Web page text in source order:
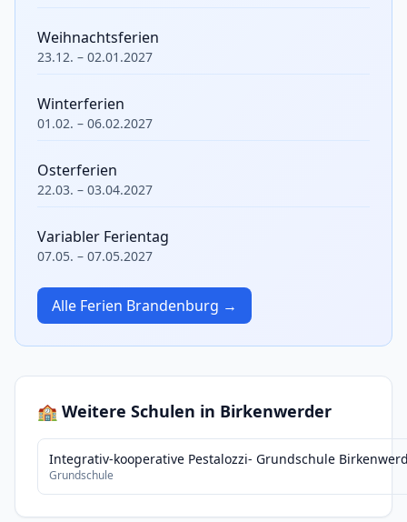
Weihnachtsferien
23.12. – 02.01.2027
Winterferien
01.02. – 06.02.2027
Osterferien
22.03. – 03.04.2027
Variabler Ferientag
07.05. – 07.05.2027
Alle Ferien Brandenburg →
🏫 Weitere Schulen in Birkenwerder
Integrativ-kooperative Pestalozzi- Grundschule
Grundschule